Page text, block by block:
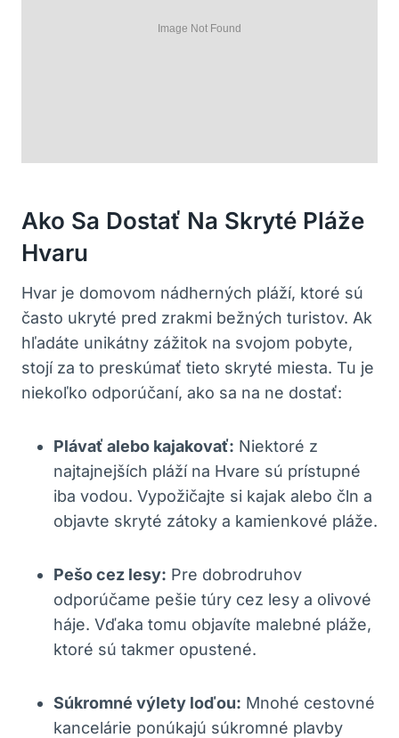
Ako Sa Dostať Na Skryté Pláže
Hvaru
Hvar je domovom nádherných pláží, ktoré sú
často ukryté pred zrakmi bežných turistov. Ak
hľadáte unikátny zážitok na svojom pobyte,
stojí za to preskúmať tieto skryté miesta. Tu je
niekoľko odporúčaní, ako sa na ne dostať:
Plávať alebo kajakovať: Niektoré z
najtajnejších pláží na Hvare sú prístupné
iba vodou. Vypožičajte si kajak alebo čln a
objavte skryté zátoky a kamienkové pláže.
Pešo cez lesy: Pre dobrodruhov
odporúčame pešie túry cez lesy a olivové
háje. Vďaka tomu objavíte malebné pláže,
ktoré sú takmer opustené.
Súkromné výlety loďou: Mnohé cestovné
kancelárie ponúkajú súkromné plavby